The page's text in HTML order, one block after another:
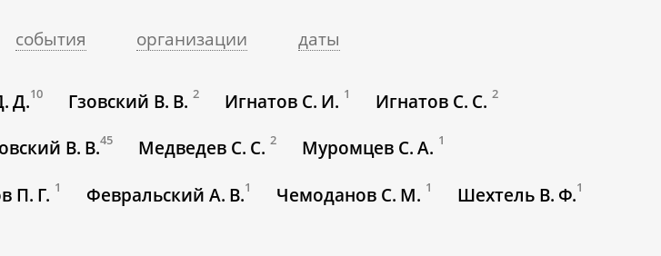
события организации даты
Д.10 Гзовский В. В.2 Игнатов С. И. 1 Игнатов С. С.2
В. В.45 Медведев С. С.2 Муромцев С. А. 1
П. Г. 1 Февральский А. В.1 Чемоданов С. М. 1 Шехтель В. Ф.1